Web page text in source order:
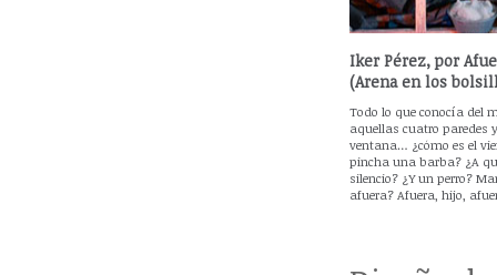
Iker Pérez, por
(Arena en los
Todo lo que conocía del
aquellas cuatro paredes
ventana… ¿cómo es el
pincha una barba? ¿A
silencio? ¿Y un perro?
afuera? Afuera, hijo,